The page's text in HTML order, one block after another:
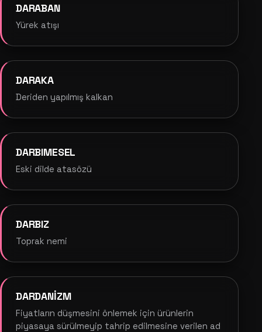
DARABAN
Yürek atışı
DARAKA
Deriden yapılmış kalkan
DARBIMESEL
Eski dilde atasözü
DARBIZ
Toprak nemi
DARDANİZM
Fiyatların düşmesini önlemek için ürünlerin
piyasaya sürülmeyip tahrip edilmesine verilen ad